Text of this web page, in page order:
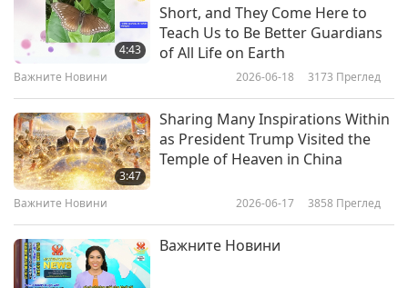
4:43
Short, and They Come Here to
Teach Us to Be Better Guardians
of All Life on Earth
Важните Новини 2026-06-18 3173 Преглед
3:47
Sharing Many Inspirations Within
as President Trump Visited the
Temple of Heaven in China
Важните Новини 2026-06-17 3858 Преглед
Важните Новини